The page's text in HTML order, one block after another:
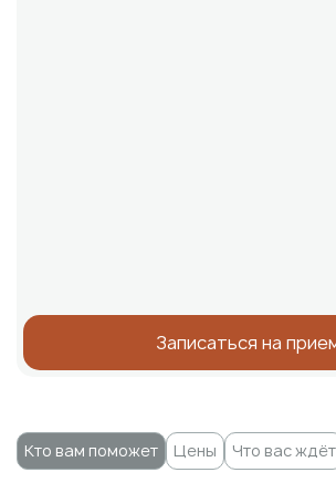
Записаться на
Кто вам поможет Цены Что вас ждёт